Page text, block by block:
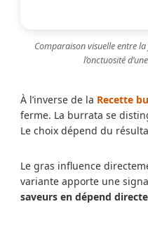
Comparaison visuelle entre
l’onctuosité
À l’inverse de la Recette
ferme. La burrata se
Le choix dépend du
Le gras influence
variante apporte une
saveurs en dépend